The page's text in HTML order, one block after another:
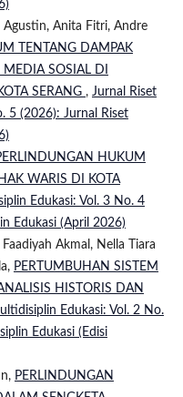
Agustin, Anita Fitri, Andre
TENTANG DAMPAK
SOSIAL DI
SERANG , Jurnal Riset
5 (2026): Jurnal Riset
HUKUM
WARIS DI KOTA
Edukasi: Vol. 3 No. 4
Edukasi (April 2026)
Akmal, Nella Tiara
PERTUMBUHAN SISTEM
HISTORIS DAN
Edukasi: Vol. 2 No.
Edukasi (Edisi
PERLINDUNGAN